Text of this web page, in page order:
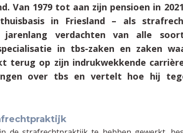
Van 1979 tot aan zijn pensioen in
in Friesland – als
verdachten van alle
in tbs-zaken en zaken
terug op zijn indrukwekkende
over tbs en vertelt hoe hij